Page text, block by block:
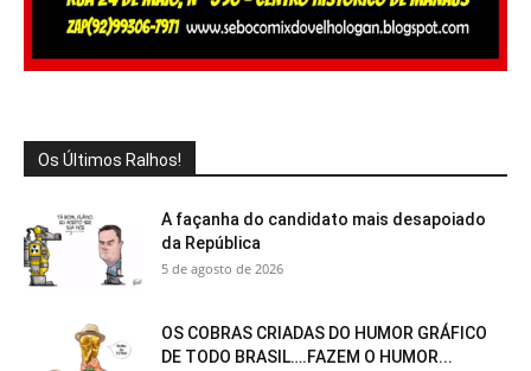
Os Últimos Ralhos!
A façanha do candidato mais desapoiado
da República
5 de agosto de 2026
OS COBRAS CRIADAS DO HUMOR GRÁFICO
DE TODO BRASIL….FAZEM O HUMOR...